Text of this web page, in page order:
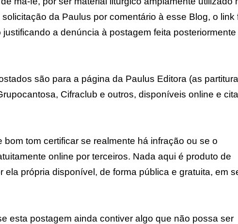
da Paulus por comentário à esse Blog, o link
justificando a denúncia à postagem feita posteriormente
são para a página da Paulus Editora (as
Cifraclub e outros, disponíveis online e
tom certificar se realmente há infração ou se o
online por terceiros. Nada aqui é produto de
ela própria disponível, de forma pública e gratuita, em
esta postagem ainda contiver algo que não possa ser